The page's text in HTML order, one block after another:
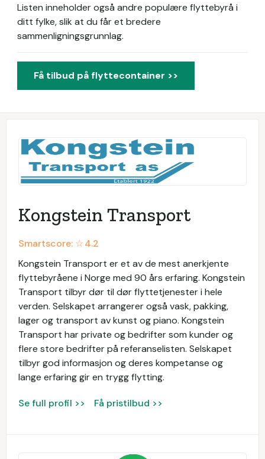
Listen inneholder også andre populære flyttebyrå i
ditt fylke, slik at du får et bredere
sammenligningsgrunnlag.
Få tilbud på flyttecontainer >>
Kongstein Transport
Smartscore: ☆4.2
Kongstein Transport er et av de mest anerkjente
flyttebyråene i Norge med 90 års erfaring. Kongstein
Transport tilbyr dør til dør flyttetjenester i hele
verden. Selskapet arrangerer også vask, pakking,
lager og transport av kunst og piano. Kongstein
Transport har private og bedrifter som kunder og
flere store bedrifter på referanselisten. Selskapet
tilbyr god informasjon og deres kompetanse og
lange erfaring gir en trygg flytting.
Se full profil >> Få pristilbud >>